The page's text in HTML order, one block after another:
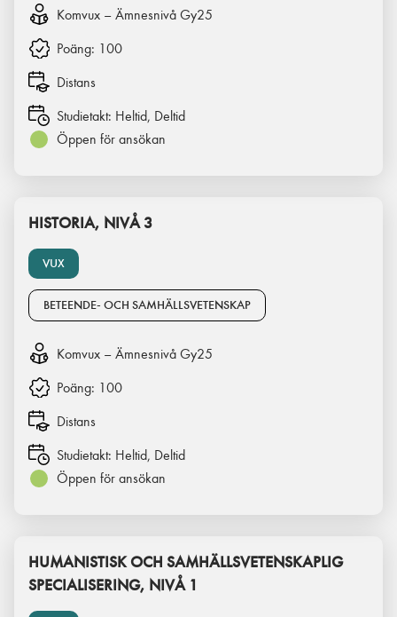
Komvux – Ämnesnivå Gy25
Poäng: 100
Distans
Studietakt: Heltid, Deltid
Öppen för ansökan
VUX
HISTORIA, NIVÅ 3
BETEENDE- OCH SAMHÄLLSVETENSKAP
Komvux – Ämnesnivå Gy25
Poäng: 100
Distans
Studietakt: Heltid, Deltid
Öppen för ansökan
HUMANISTISK OCH SAMHÄLLSVETENSKAPLIG
SPECIALISERING, NIVÅ 1